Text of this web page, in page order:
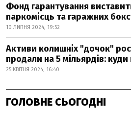
Фонд гарантування
паркомісць та гаражних
10 ЛИПНЯ 2024, 19:52
Активи колишніх "дочок"
продали на 5 мільярдів:
25 КВІТНЯ 2024, 16:40
ГОЛОВНЕ СЬОГОДНІ